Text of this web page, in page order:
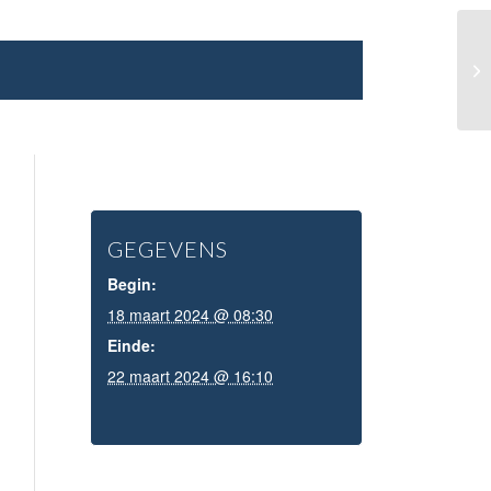
GEGEVENS
Begin:
18 maart 2024 @ 08:30
Einde:
22 maart 2024 @ 16:10